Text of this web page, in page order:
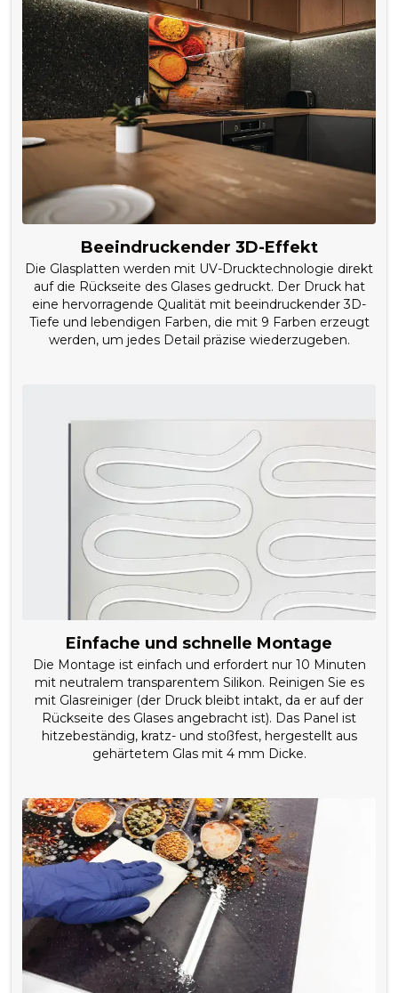
Beeindruckender 3D-Effekt
Die Glasplatten werden mit UV-Drucktechnologie direkt
auf die Rückseite des Glases gedruckt. Der Druck hat
eine hervorragende Qualität mit beeindruckender 3D-
Tiefe und lebendigen Farben, die mit 9 Farben erzeugt
werden, um jedes Detail präzise wiederzugeben.
Einfache und schnelle Montage
Die Montage ist einfach und erfordert nur 10 Minuten
mit neutralem transparentem Silikon. Reinigen Sie es
mit Glasreiniger (der Druck bleibt intakt, da er auf der
Rückseite des Glases angebracht ist). Das Panel ist
hitzebeständig, kratz- und stoßfest, hergestellt aus
gehärtetem Glas mit 4 mm Dicke.